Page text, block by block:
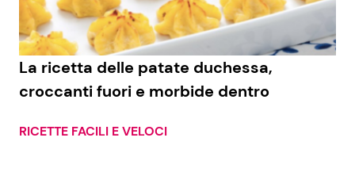
La ricetta delle patate duchessa,
croccanti fuori e morbide dentro
RICETTE FACILI E VELOCI